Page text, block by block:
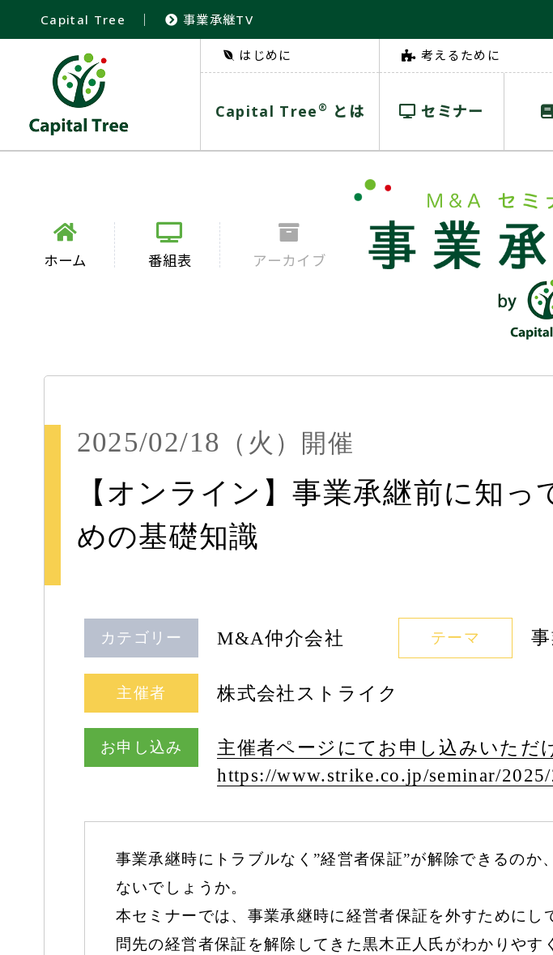
Capital Tree ｜ 事業承継TV
はじめに
Capital Tree ® とは
考えるために
セミナー
ホーム 番組表 アーカイブ
2025/02/18 （火） 開催
【オンライン】事業承継前に知
めの基礎知識
カテゴリー M&A仲介会社 テーマ
主催者 株式会社ストライク
お申し込み
主催者ページにてお申し込みいただ
https://www.strike.co.jp/seminar/2025/
事業承継時にトラブルなく”経営者保証”が解除できるの
ないでしょうか。
本セミナーでは、事業承継時に経営者保証を外すために
問先の経営者保証を解除してきた黒木正人氏がわかりやす